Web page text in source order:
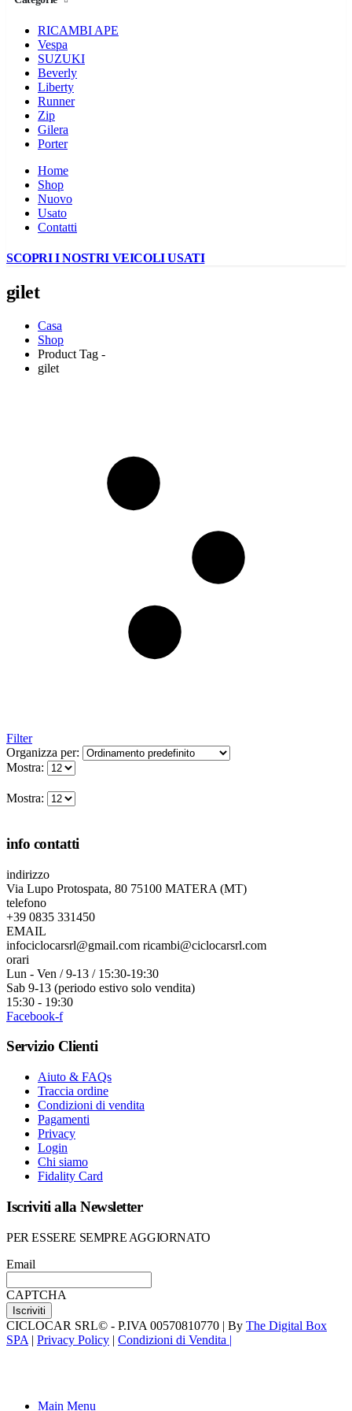
RICAMBI APE
Vespa
SUZUKI
Beverly
Liberty
Runner
Zip
Gilera
Porter
Home
Shop
Nuovo
Usato
Contatti
SCOPRI I NOSTRI VEICOLI USATI
gilet
Casa
Shop
Product Tag -
gilet
Filter
Organizza per:
Mostra:
Mostra:
info contatti
indirizzo
Via Lupo Protospata, 80 75100 MATERA (MT)
telefono
+39 0835 331450
EMAIL
infociclocarsrl@gmail.com ricambi@ciclocarsrl.com
orari
Lun - Ven / 9-13 / 15:30-19:30
Sab 9-13 (periodo estivo solo vendita)
15:30 - 19:30
Facebook-f
Servizio Clienti
Aiuto & FAQs
Traccia ordine
Condizioni di vendita
Pagamenti
Privacy
Login
Chi siamo
Fidality Card
Iscriviti alla Newsletter
PER ESSERE SEMPRE AGGIORNATO
Email
CAPTCHA
CICLOCAR SRL© - P.IVA 00570810770 | By The Digital Box
SPA | Privacy Policy | Condizioni di Vendita |
Main Menu